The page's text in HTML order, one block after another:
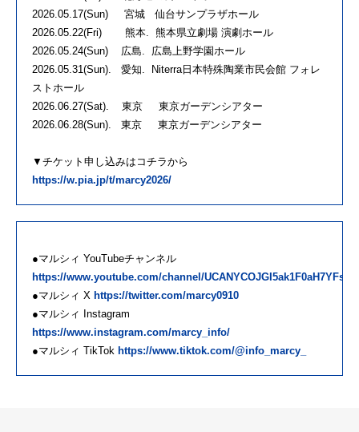
2026.05.17(Sun) 宮城 仙台サンプラザホール
2026.05.22(Fri) 熊本. 熊本県立劇場 演劇ホール
2026.05.24(Sun) 広島. 広島上野学園ホール
2026.05.31(Sun). 愛知. Niterra日本特殊陶業市民会館 フォレ
ストホール
2026.06.27(Sat). 東京 東京ガーデンシアター
2026.06.28(Sun). 東京 東京ガーデンシアター
▼チケット申し込みはコチラから
https://w.pia.jp/t/marcy2026/
●マルシィ YouTubeチャンネル
https://www.youtube.com/channel/UCANYCOJGI5ak1F0aH7YFs7g
●マルシィ X https://twitter.com/marcy0910
●マルシィ Instagram
https://www.instagram.com/marcy_info/
●マルシィ TikTok https://www.tiktok.com/@info_marcy_